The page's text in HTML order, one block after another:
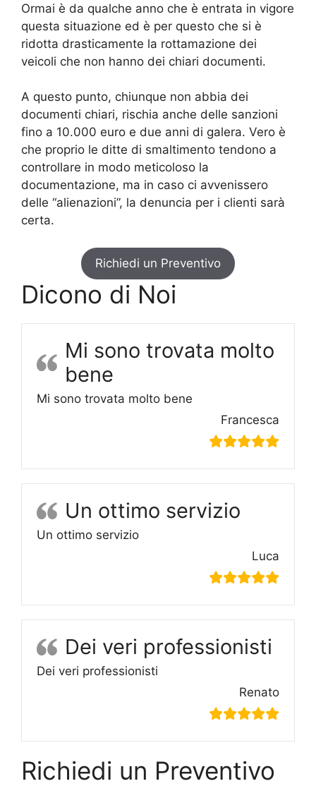
Ormai è da qualche anno che è entrata in vigore
questa situazione ed è per questo che si è
ridotta drasticamente la rottamazione dei
veicoli che non hanno dei chiari documenti.
A questo punto, chiunque non abbia dei
documenti chiari, rischia anche delle sanzioni
fino a 10.000 euro e due anni di galera. Vero è
che proprio le ditte di smaltimento tendono a
controllare in modo meticoloso la
documentazione, ma in caso ci avvenissero
delle “alienazioni”, la denuncia per i clienti sarà
certa.
Richiedi un Preventivo
Dicono di Noi
Mi sono trovata molto
bene
Mi sono trovata molto bene
Francesca
Un ottimo servizio
Un ottimo servizio
Luca
Dei veri professionisti
Dei veri professionisti
Renato
Richiedi un Preventivo